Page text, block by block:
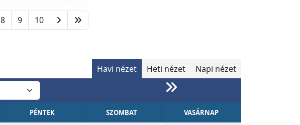
8 9 10
Havi nézet Heti nézet Napi nézet
PÉNTEK SZOMBAT VASÁRNAP